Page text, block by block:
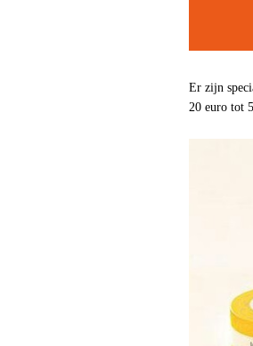
Er zijn
20 euro tot